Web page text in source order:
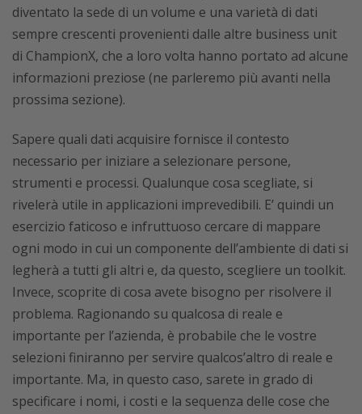
diventato la sede di un volume e una varietà di dati
sempre crescenti provenienti dalle altre business unit
di ChampionX, che a loro volta hanno portato ad alcune
informazioni preziose (ne parleremo più avanti nella
prossima sezione).
Sapere quali dati acquisire fornisce il contesto
necessario per iniziare a selezionare persone,
strumenti e processi. Qualunque cosa scegliate, si
rivelerà utile in applicazioni imprevedibili. E’ quindi un
esercizio faticoso e infruttuoso cercare di mappare
ogni modo in cui un componente dell’ambiente di dati si
legherà a tutti gli altri e, da questo, scegliere un toolkit.
Invece, scoprite di cosa avete bisogno per risolvere il
problema. Ragionando su qualcosa di reale e
importante per l’azienda, è probabile che le vostre
selezioni finiranno per servire qualcos’altro di reale e
importante. Ma, in questo caso, sarete in grado di
specificare i nomi, i costi e la sequenza delle cose che